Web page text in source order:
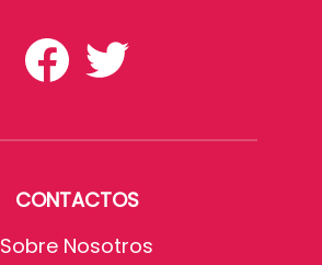
CONTACTOS
Sobre Nosotros